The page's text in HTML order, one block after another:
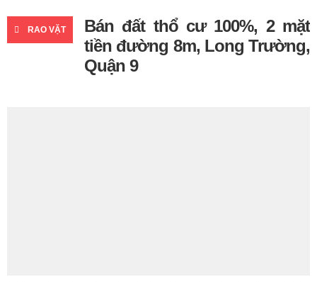
RAO VẶT
Bán đất thổ cư 100%, 2 mặt
tiền đường 8m, Long Trường,
Quận 9